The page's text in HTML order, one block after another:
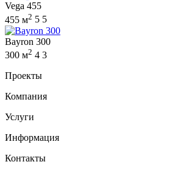
Vega 455
455 м2 5 5
Bayron 300
300 м2 4 3
Проекты
Компания
Услуги
Информация
Контакты